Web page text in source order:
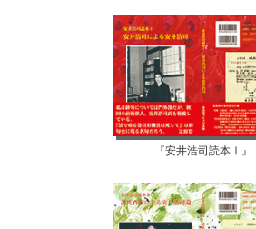
『安井浩司読本Ⅰ』